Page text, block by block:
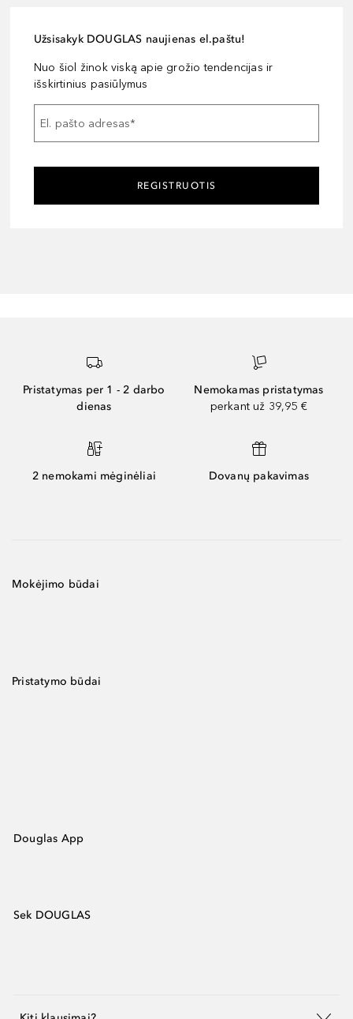
Užsisakyk DOUGLAS naujienas el.paštu!
Nuo šiol žinok viską apie grožio tendencijas ir
išskirtinius pasiūlymus
El. pašto adresas*
REGISTRUOTIS
Pristatymas per 1 - 2 darbo
dienas
Nemokamas pristatymas
perkant už 39,95 €
2 nemokami mėginėliai Dovanų pakavimas
Mokėjimo būdai
Pristatymo būdai
Douglas App
Sek DOUGLAS